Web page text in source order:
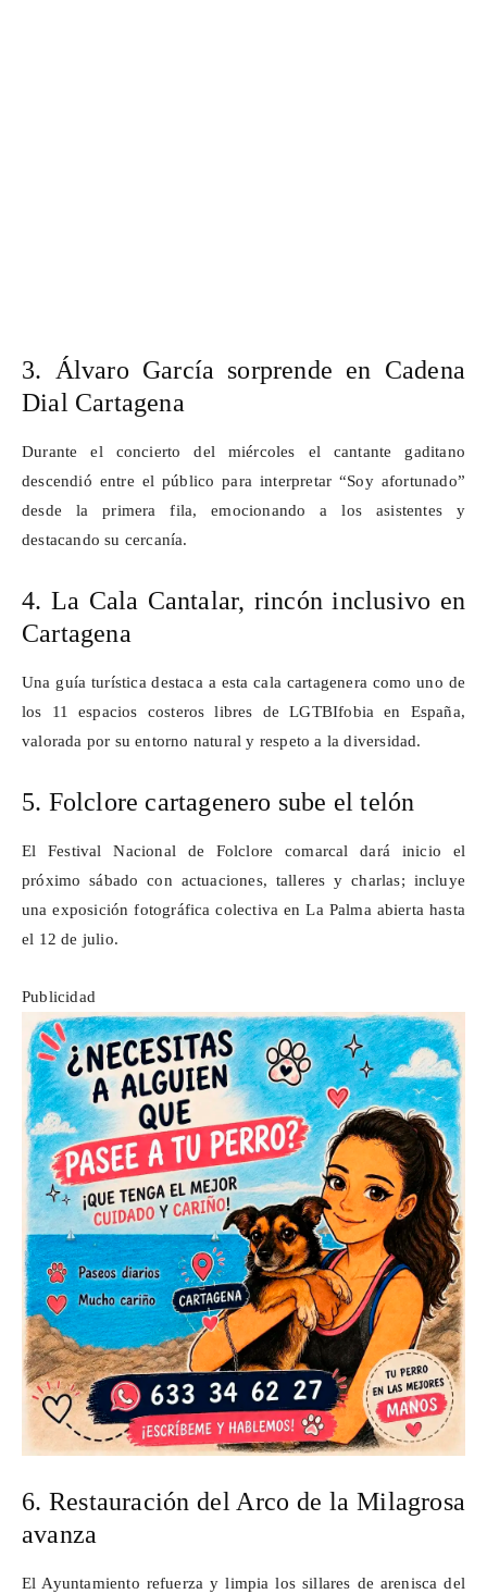
3. Álvaro García sorprende en Cadena
Dial Cartagena
Durante el concierto del miércoles el cantante gaditano
descendió entre el público para interpretar “Soy afortunado”
desde la primera fila, emocionando a los asistentes y
destacando su cercanía.
4. La Cala Cantalar, rincón inclusivo en
Cartagena
Una guía turística destaca a esta cala cartagenera como uno de
los 11 espacios costeros libres deLGTBIfobia en España,
valorada por su entorno natural y respeto a la diversidad.
5. Folclore cartagenero sube el telón
El Festival Nacional de Folclore comarcal dará inicio el
próximo sábado con actuaciones, talleres y charlas; incluye
una exposición fotográfica colectiva en La Palma abierta hasta
el 12 de julio.
Publicidad
6. Restauración del Arco de la Milagrosa
avanza
El Ayuntamiento refuerza y limpia los sillares de arenisca del